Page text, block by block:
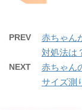
PREV
赤ちゃん
対処法は
NEXT
赤ちゃん
サイズ測